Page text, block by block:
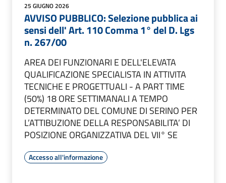
25 GIUGNO 2026
AVVISO PUBBLICO: Selezione pubblica ai
sensi dell' Art. 110 Comma 1° del D. Lgs
n. 267/00
AREA DEI FUNZIONARI E DELL'ELEVATA
QUALIFICAZIONE SPECIALISTA IN ATTIVITA
TECNICHE E PROGETTUALI - A PART TIME
(50%) 18 ORE SETTIMANALI A TEMPO
DETERMINATO DEL COMUNE DI SERINO PER
L’ATTIBUZIONE DELLA RESPONSABILITA’ DI
POSIZIONE ORGANIZZATIVA DEL VII° SE
Accesso all'informazione